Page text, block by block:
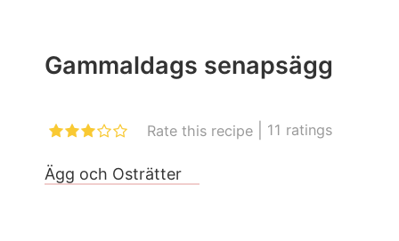
Gammaldags senapsägg
Rate this recipe 11 ratings
Ägg och Osträtter